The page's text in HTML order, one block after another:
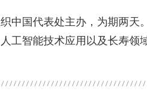
国代表处主办，为期两天
工智能技术应用以及长寿领